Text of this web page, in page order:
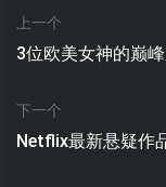
上一个
3位欧美女神的巅
下一个
Netflix最新悬疑作